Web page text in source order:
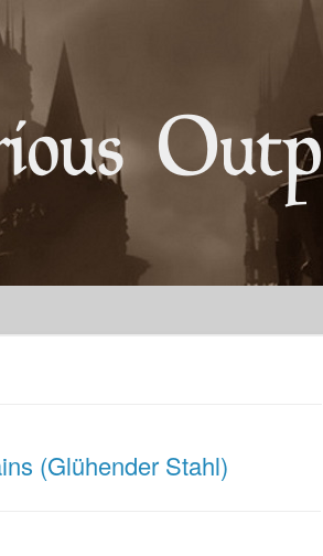
(Glühender Stahl)